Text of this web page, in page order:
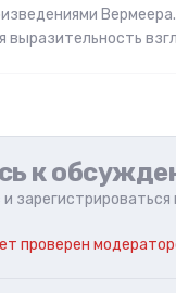
выразительность
к
зарегистрироваться
проверен